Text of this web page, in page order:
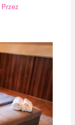
Przez